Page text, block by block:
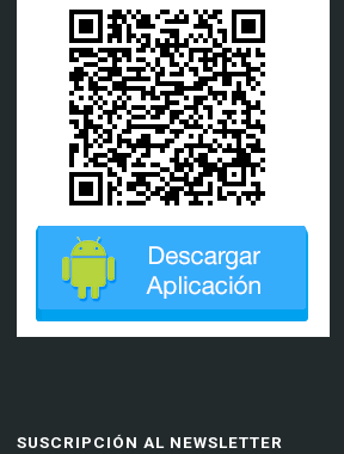
SUSCRIPCIÓN AL NEWSLETTER